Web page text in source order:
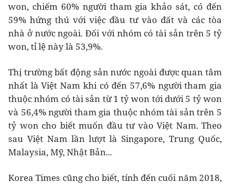
won, chiếm 60% người tham gia khảo sát, có đến
59% hứng thú với việc đầu tư vào đất và các tòa
nhà ở nước ngoài. Đối với nhóm có tài sản trên 5 tỷ
won, tỉ lệ này là 53,9%.
Thị trường bất động sản nước ngoài được quan tâm
nhất là Việt Nam khi có đến 57,6% người tham gia
thuộc nhóm có tài sản từ 1 tỷ won tới dưới 5 tỷ won
và 56,4% người tham gia thuộc nhóm tài sản trên 5
tỷ won cho biết muốn đầu tư vào Việt Nam. Theo
sau Việt Nam lần lượt là Singapore, Trung Quốc,
Malaysia, Mỹ, Nhật Bản...
Korea Times cũng cho biết, tính đến cuối năm 2018,